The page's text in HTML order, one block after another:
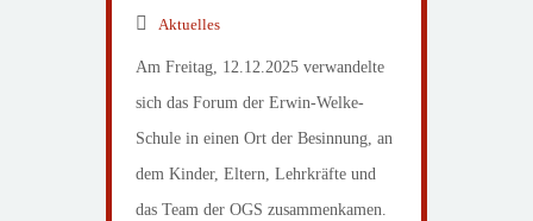
Aktuelles
Am Freitag, 12.12.2025 verwandelte
sich das Forum der Erwin-Welke-
Schule in einen Ort der Besinnung, an
dem Kinder, Eltern, Lehrkräfte und
das Team der OGS zusammenkamen.